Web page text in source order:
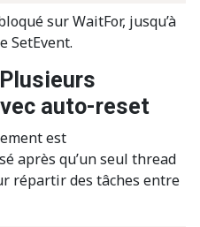
sur WaitFor, jusqu’à
SetEvent.
auto-reset
est
après qu’un seul thread
répartir des tâches entre